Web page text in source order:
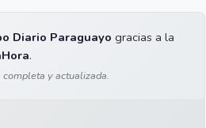
Diario Paraguayo gracias a la
.
y actualizada.